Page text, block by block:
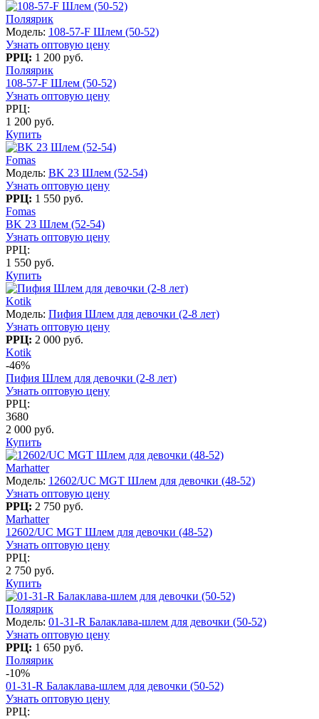
Поляярик
Модель: 108-57-F Шлем (50-52)
Узнать оптовую цену
РРЦ: 1 200 руб.
Поляярик
108-57-F Шлем (50-52)
Узнать оптовую цену
РРЦ:
1 200 руб.
Купить
Fomas
Модель: BK 23 Шлем (52-54)
Узнать оптовую цену
РРЦ: 1 550 руб.
Fomas
BK 23 Шлем (52-54)
Узнать оптовую цену
РРЦ:
1 550 руб.
Купить
Kotik
Модель: Пифия Шлем для девочки (2-8 лет)
Узнать оптовую цену
РРЦ: 2 000 руб.
Kotik
-46%
Пифия Шлем для девочки (2-8 лет)
Узнать оптовую цену
РРЦ:
3680
2 000 руб.
Купить
Marhatter
Модель: 12602/UC MGT Шлем для девочки (48-52)
Узнать оптовую цену
РРЦ: 2 750 руб.
Marhatter
12602/UC MGT Шлем для девочки (48-52)
Узнать оптовую цену
РРЦ:
2 750 руб.
Купить
Поляярик
Модель: 01-31-R Балаклава-шлем для девочки (50-52)
Узнать оптовую цену
РРЦ: 1 650 руб.
Поляярик
-10%
01-31-R Балаклава-шлем для девочки (50-52)
Узнать оптовую цену
РРЦ: